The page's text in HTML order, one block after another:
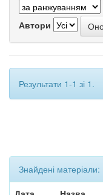
Автори
Результати 1-1 зі 1.
Знайдені матеріали: